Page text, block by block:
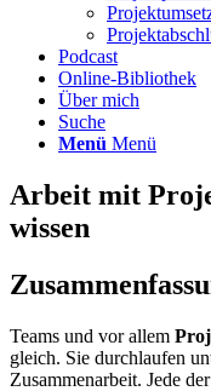
Podcast
Online-Bibliothek
Über mich
Suche
Menü Menü
Arbeit mit
wissen
Teams und vor allem
gleich. Sie durchlaufen
Zusammenarbeit. Jede